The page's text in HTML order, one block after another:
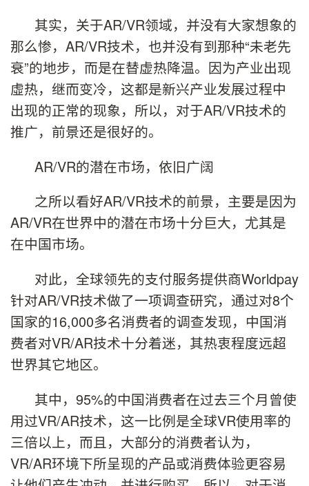
其实，关于AR/VR领域，并没有大家想象的
那么惨，AR/VR技术，也并没有到那种“未老先
衰”的地步，而是在替虚热降温。因为产业出现
虛热，继而变冷，这都是新兴产业发展过程中
出现的正常的现象，所以，对于AR/VR技术的
推广，前景还是很好的。
AR/VR的潜在市场，依旧广阔
之所以看好AR/VR技术的前景，主要是因为
AR/VR在世界中的潜在市场十分巨大，尤其是
在中国市场。
对此，全球领先的支付服务提供商Worldpay
针对AR/VR技术做了一项调查研究，通过对8个
国家的16,000多名消费者的调查发现，中国消
费者对VR/AR技术十分着迷，其热衷程度远超
世界其它地区。
其中，95%的中国消费者在过去三个月曾使
用过VR/AR技术，这一比例是全球VR使用率的
三倍以上，而且，大部分的消费者认为，
VR/AR环境下所呈现的产品或消费体验更容易